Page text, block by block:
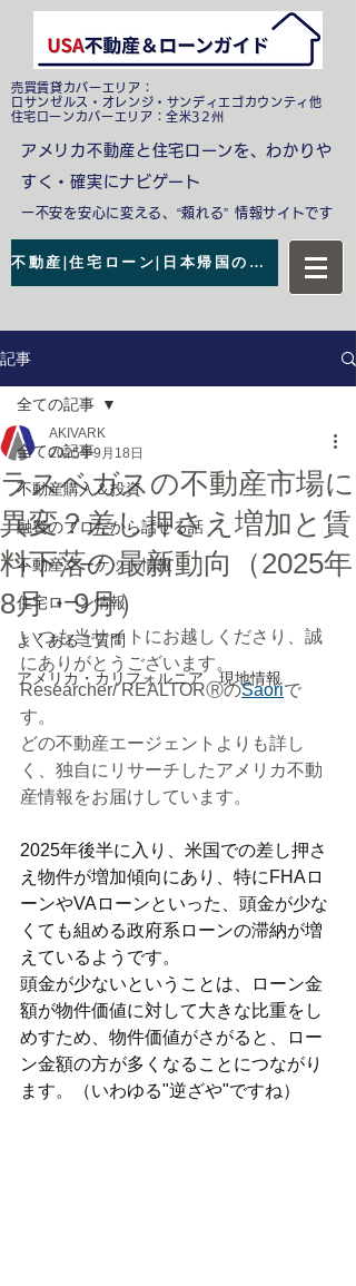
売買賃貸カバーエリア：
ロサンゼルス・オレンジ・サンディエゴカウンティ他
​住宅ローンカバーエリア：全米32州
アメリカ不動産と住宅ローンを、わかりや
すく・確実にナビゲート
ー不安を安心に変える、“頼れる” 情報サイトです
不動産|住宅ローン|日本帰国の無料相談
記事
全ての記事
不動産購入＆投資
融資のプロだから話せる話
不動産マーケット情報
住宅ローン情報
よくあるご質問
アメリカ・カリフォルニア 現地情報
全ての記事
ラスベガスの不動産市場に
異変？差し押さえ増加と賃
料下落の最新動向（2025年
8月・9月）
AKIVARK
2025年9月18日
いつも当サイトにお越しくださり、誠
にありがとうございます。
Researcher/ REALTORⓇのSaoriで
す。
どの不動産エージェントよりも詳し
く、独自にリサーチしたアメリカ不動
産情報をお届けしています。
2025年後半に入り、米国での差し押さ
え物件が増加傾向にあり、特にFHAロ
ーンやVAローンといった、頭金が少な
くても組める政府系ローンの滞納が増
えているようです。
頭金が少ないということは、ローン金
額が物件価値に対して大きな比重をし
めすため、物件価値がさがると、ロー
ン金額の方が多くなることにつながり
ます。（いわゆる"逆ざや"ですね）